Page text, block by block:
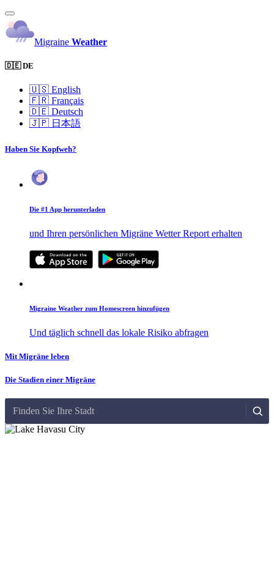
Migraine Weather
🇩🇪 DE
🇺🇸 English
🇫🇷 Français
🇩🇪 Deutsch
🇯🇵 日本語
Haben Sie Kopfweh?
Die #1 App herunterladen
und Ihren persönlichen Migräne Wetter Report erhalten
Migraine Weather zum Homescreen hinzufügen
Und täglich schnell das lokale Risiko abfragen
Mit Migräne leben
Die Stadien einer Migräne
Finden Sie Ihre Stadt